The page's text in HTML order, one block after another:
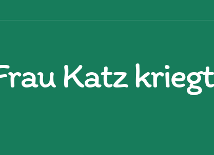
Katz kriegt